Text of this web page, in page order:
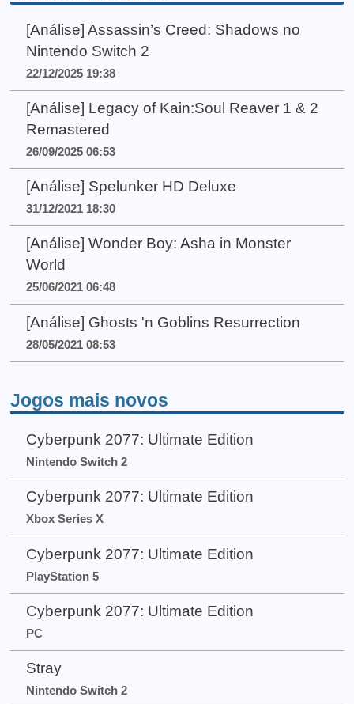
[Análise] Assassin’s Creed: Shadows no
Nintendo Switch 2
22/12/2025 19:38
[Análise] Legacy of Kain:Soul Reaver 1 & 2
Remastered
26/09/2025 06:53
[Análise] Spelunker HD Deluxe
31/12/2021 18:30
[Análise] Wonder Boy: Asha in Monster
World
25/06/2021 06:48
[Análise] Ghosts 'n Goblins Resurrection
28/05/2021 08:53
Jogos mais novos
Cyberpunk 2077: Ultimate Edition
Nintendo Switch 2
Cyberpunk 2077: Ultimate Edition
Xbox Series X
Cyberpunk 2077: Ultimate Edition
PlayStation 5
Cyberpunk 2077: Ultimate Edition
PC
Stray
Nintendo Switch 2